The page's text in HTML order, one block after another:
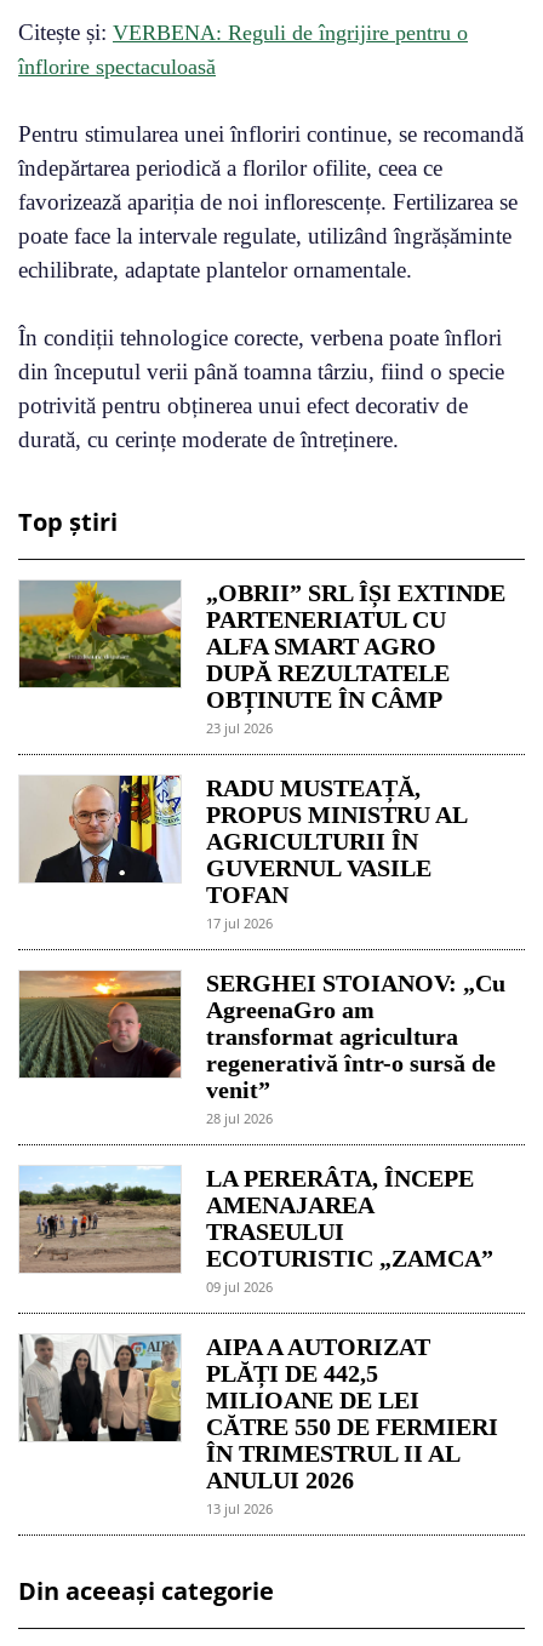
Citește și: VERBENA: Reguli de îngrijire pentru o
înflorire spectaculoasă
Pentru stimularea unei înfloriri continue, se recomandă
îndepărtarea periodică a florilor ofilite, ceea ce
favorizează apariția de noi inflorescențe. Fertilizarea se
poate face la intervale regulate, utilizând îngrășăminte
echilibrate, adaptate plantelor ornamentale.
În condiții tehnologice corecte, verbena poate înflori
din începutul verii până toamna târziu, fiind o specie
potrivită pentru obținerea unui efect decorativ de
durată, cu cerințe moderate de întreținere.
Top știri
„OBRII” SRL ÎȘI EXTINDE
PARTENERIATUL CU
ALFA SMART AGRO
DUPĂ REZULTATELE
OBȚINUTE ÎN CÂMP
23 jul 2026
RADU MUSTEAȚĂ,
PROPUS MINISTRU AL
AGRICULTURII ÎN
GUVERNUL VASILE
TOFAN
17 jul 2026
SERGHEI STOIANOV: „Cu
AgreenaGro am
transformat agricultura
regenerativă într-o sursă de
venit”
28 jul 2026
LA PERERÂTA, ÎNCEPE
AMENAJAREA
TRASEULUI
ECOTURISTIC „ZAMCA”
09 jul 2026
AIPA A AUTORIZAT
PLĂȚI DE 442,5
MILIOANE DE LEI
CĂTRE 550 DE FERMIERI
ÎN TRIMESTRUL II AL
ANULUI 2026
13 jul 2026
Din aceeași categorie